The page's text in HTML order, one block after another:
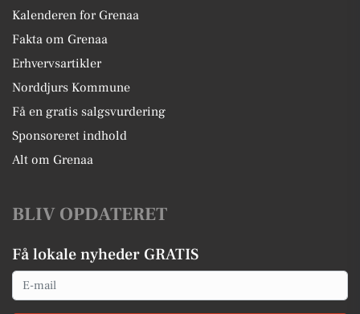
Kalenderen for Grenaa
Fakta om Grenaa
Erhvervsartikler
Norddjurs Kommune
Få en gratis salgsvurdering
Sponsoreret indhold
Alt om Grenaa
BLIV OPDATERET
Få lokale nyheder GRATIS
Email